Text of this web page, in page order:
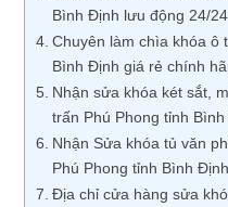
Bình Định lưu động 24/24
Chuyên làm chìa khóa ô
Bình Định giá rẻ chính
Nhận sửa khóa két sắt,
trấn Phú Phong tỉnh
Nhận Sửa khóa tủ văn
Phú Phong tỉnh Bình Định
Địa chỉ cửa hàng sửa